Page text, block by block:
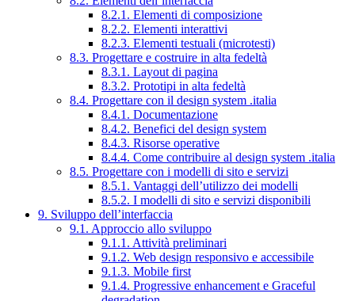
8.2.1. Elementi di composizione
8.2.2. Elementi interattivi
8.2.3. Elementi testuali (microtesti)
8.3. Progettare e costruire in alta fedeltà
8.3.1. Layout di pagina
8.3.2. Prototipi in alta fedeltà
8.4. Progettare con il design system .italia
8.4.1. Documentazione
8.4.2. Benefici del design system
8.4.3. Risorse operative
8.4.4. Come contribuire al design system .italia
8.5. Progettare con i modelli di sito e servizi
8.5.1. Vantaggi dell’utilizzo dei modelli
8.5.2. I modelli di sito e servizi disponibili
9. Sviluppo dell’interfaccia
9.1. Approccio allo sviluppo
9.1.1. Attività preliminari
9.1.2. Web design responsivo e accessibile
9.1.3. Mobile first
9.1.4. Progressive enhancement e Graceful